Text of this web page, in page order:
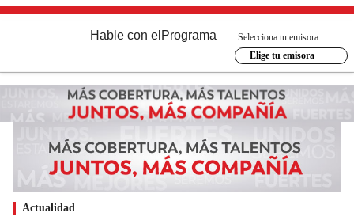
Hable con el Programa
Selecciona tu emisora
Elige tu emisora
Actualidad